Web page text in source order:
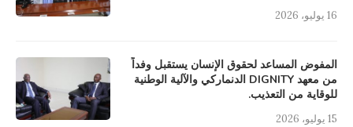
16 يوليو، 2026
المفوض المساعد لحقوق الإنسان يستقبل وفداً
من معهد DIGNITY الدنماركي والآلية الوطنية
للوقاية من التعذيب.
15 يوليو، 2026